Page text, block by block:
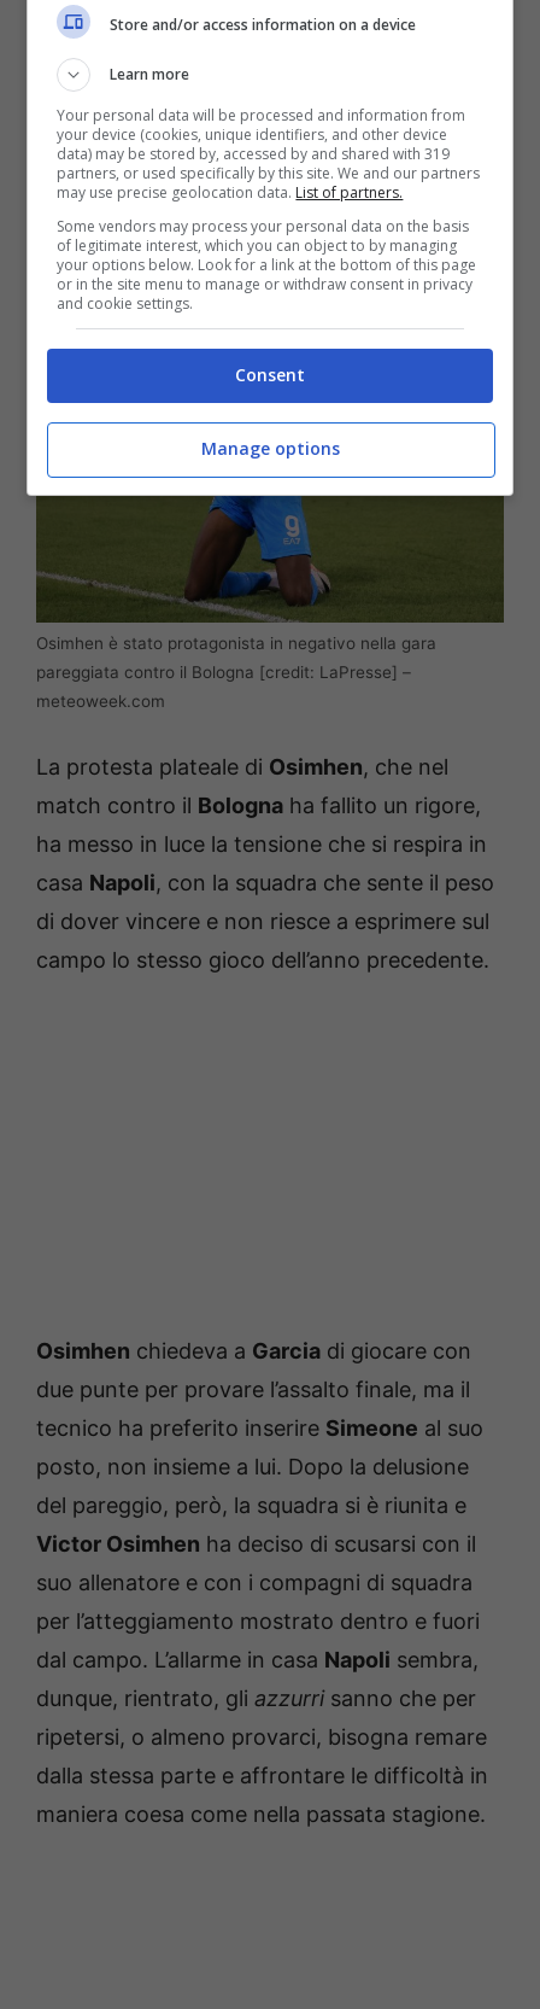
partite in cui ipartenopeihanno raccolto una
sconfitta contro la
inviolate contro il Bologna
. Proprio contro i
felsinei Garciaha deciso di sostituireKvara
Osimhen, con ilnigerianoche ha manifestato
la sua rabbia uscendo dal campo.
Osimhen è stato protagonista in negativo nella gara
pareggiata contro il Bologna [credit: LaPresse] –
meteoweek.com
La protesta plateale di Osimhen, che nel
match contro il Bologna ha fallito un rigore,
ha messo in luce la tensione che si respira in
casa Napoli, con la squadra che sente il peso
di dover vincere e non riesce a esprimere sul
campo lo stesso gioco dell’anno precedente.
Osimhen chiedeva a Garcia di giocare con
due punte per provare l’assalto finale, ma il
tecnico ha preferito inserire Simeone al suo
posto, non insieme a lui. Dopo la delusione
del pareggio, però, la squadra si è riunita e
Victor Osimhen ha deciso di scusarsi con il
suo allenatore e con i compagni di squadra
per l’atteggiamento mostrato dentro e fuori
dal campo. L’allarme in casa Napoli sembra,
dunque, rientrato, gli azzurrisanno che per
ripetersi, o almeno provarci, bisogna remare
dalla stessa parte e affrontare le difficoltà in
maniera coesa come nella passata stagione.
Store and/or access information on a device
Learn more
Your personal data will be processed and information from
your device (cookies, unique identifiers, and other device
data) may be stored by, accessed by and shared with 319
partners, or used specifically by this site. We and our partners
may use precise geolocation data. List of partners.
Some vendors may process your personal data on the basis
of legitimate interest, which you can object to by managing
your options below. Look for a link at the bottom of this page
or in the site menu to manage or withdraw consent in privacy
and cookie settings.
Consent
Manage options